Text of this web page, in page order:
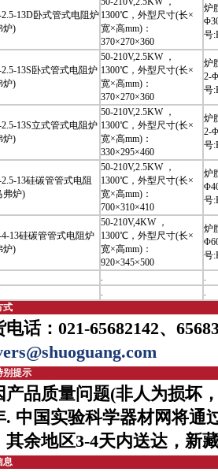
13D卧式管式电阻炉
炉)
1300℃，外型尺寸(长×
宽×高mm)：
370×270×360
炉
号
13S卧式管式电阻炉
炉)
50-210V,2.5KW ，
1300℃，外型尺寸(长×
宽×高mm)：
370×270×360
炉
2-
号
13S立式管式电阻炉
炉)
50-210V,2.5KW ，
1300℃，外型尺寸(长×
宽×高mm)：
330×295×460
炉
2-
号
13硅碳管管式电阻
弗炉)
50-210V,2.5KW ，
1300℃，外型尺寸(长×
宽×高mm)：
700×310×410
炉
号
13硅碳管管式电阻炉
炉)
50-210V,4KW ，
1300℃，外型尺寸(长×
宽×高mm)：
920×345×500
炉
号
.
.
.
.
电话：021-65682142、
提示
产品质量问题(非人为损坏
. 中国实验科学器材网将通
其余地区3-4天内送达，新